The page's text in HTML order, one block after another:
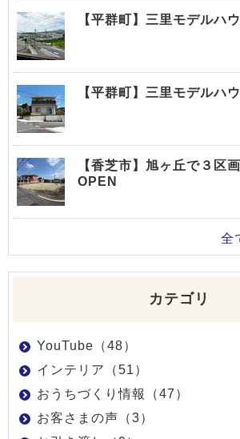
【平群町】三里モデルハ
【平群町】三里モデルハ
【香芝市】旭ヶ丘で３区
OPEN
全
カテゴリ
YouTube（48）
インテリア（51）
おうちづくり情報（47）
お客さまの声（3）